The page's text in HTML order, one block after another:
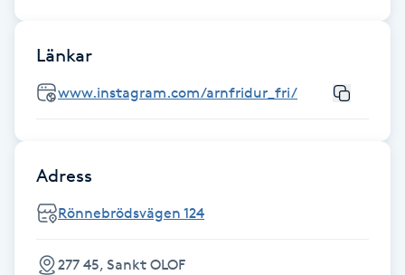
Fotmassage
Fotsvamp
Fotvård
Länkar
www.instagram.com/arnfridur_fri/
Adress
Rönnebrödsvägen 124
277 45, Sankt OLOF